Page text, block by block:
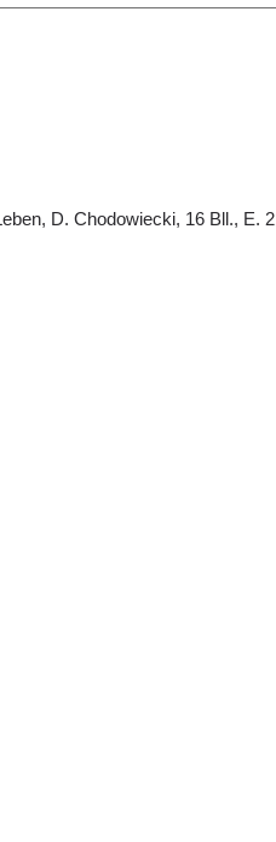
D. Chodowiecki, 16 Bll., E.